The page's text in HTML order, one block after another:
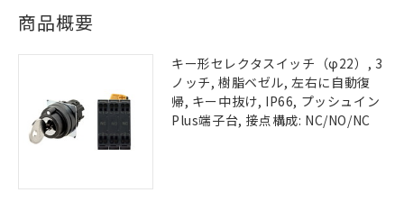
商品概要
キー形セレクタスイッチ（φ22）, 3
ノッチ, 樹脂ベゼル, 左右に自動復
帰, キー中抜け, IP66, プッシュイン
Plus端子台, 接点構成: NC/NO/NC